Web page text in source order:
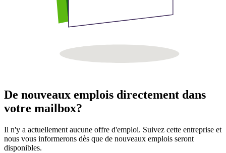
De nouveaux emplois directement dans
votre mailbox?
Il n'y a actuellement aucune offre d'emploi. Suivez cette entreprise et
nous vous informerons dès que de nouveaux emplois seront
disponibles.